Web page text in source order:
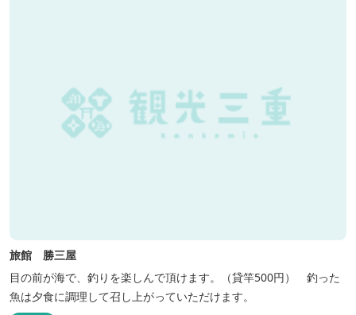
旅館 勝三屋
目の前が海で、釣りを楽しんで頂けます。（貸竿500円） 釣った
魚は夕食に調理して召し上がっていただけます。